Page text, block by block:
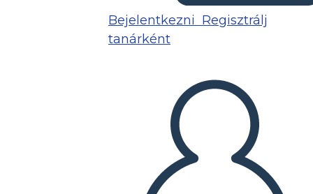
Bejelentkezni Regisztrálj
tanárként